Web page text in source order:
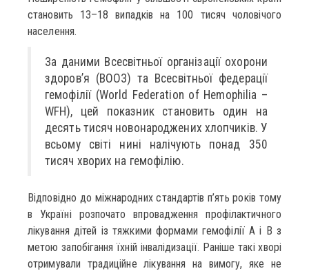
становить 13–18 випадків на 100 тисяч чоловічого
населення.
За даними Всесвітньої організації охорони
здоров’я (ВООЗ) та Всесвітньої федерації
гемофілії (World Federation of Hemophilia –
WFH), цей показник становить один на
десять тисяч новонароджених хлопчиків. У
всьому світі нині налічують понад 350
тисяч хворих на гемофілію.
Відповідно до міжнародних стандартів п’ять років тому
в Україні розпочато впровадження профілактичного
лікування дітей із тяжкими формами гемофілії А і В з
метою запобігання їхній інвалідизації. Раніше такі хворі
отримували традиційне лікування на вимогу, яке не